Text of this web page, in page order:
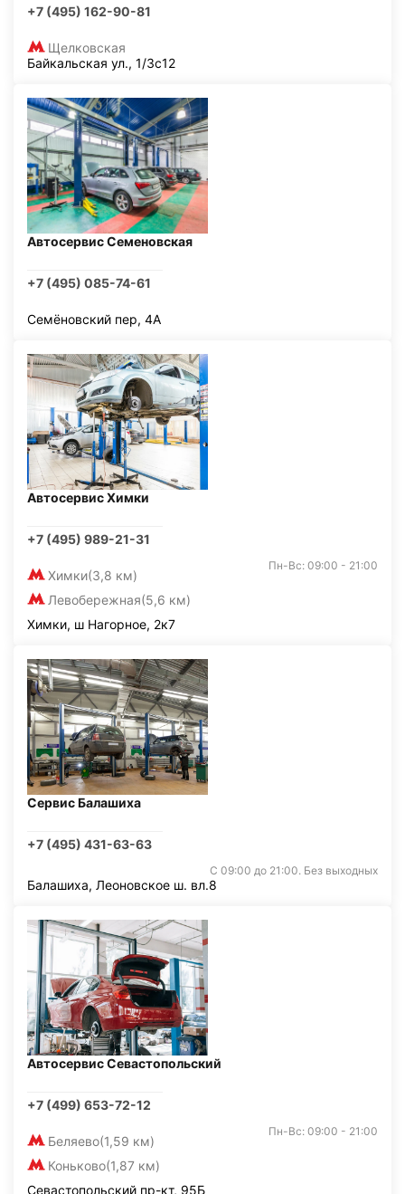
+7 (495) 162-90-81
Щелковская
Байкальская ул., 1/3с12
Автосервис Семеновская
+7 (495) 085-74-61
Семёновский пер, 4А
Автосервис Химки
+7 (495) 989-21-31
Химки(3,8 км)
Левобережная(5,6 км)
Пн-Вс: 09:00 - 21:00
Химки, ш Нагорное, 2к7
Сервис Балашиха
+7 (495) 431-63-63
С 09:00 до 21:00. Без выходных
Балашиха, Леоновское ш. вл.8
Автосервис Севастопольский
+7 (499) 653-72-12
Беляево(1,59 км)
Коньково(1,87 км)
Пн-Вс: 09:00 - 21:00
Севастопольский пр-кт, 95Б